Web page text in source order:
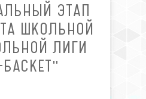
ЭТАП
ШКОЛЬНОЙ
ЛИГИ